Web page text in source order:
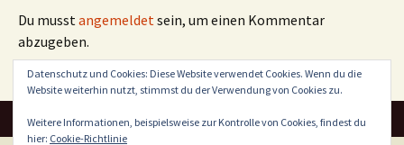
Du musst angemeldet sein, um einen Kommentar
abzugeben.
Datenschutz und Cookies: Diese Website verwendet Cookies. Wenn du die
Website weiterhin nutzt, stimmst du der Verwendung von Cookies zu.
Weitere Informationen, beispielsweise zur Kontrolle von Cookies, findest du
hier: Cookie-Richtlinie